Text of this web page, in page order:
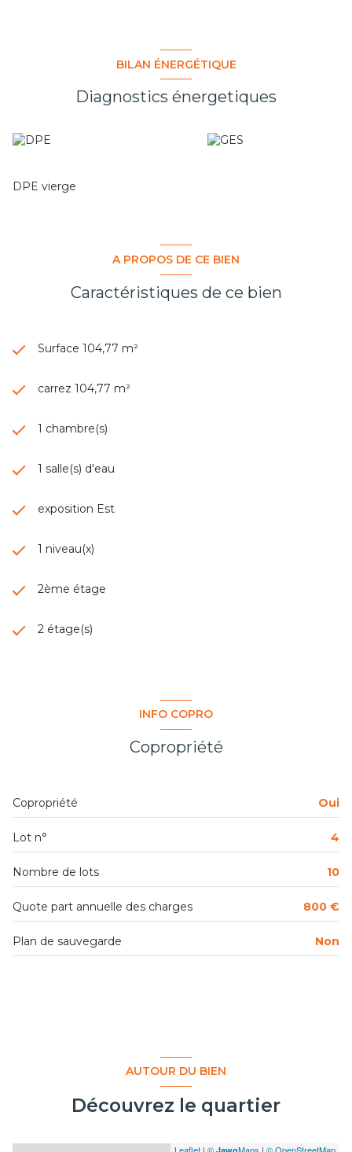
BILAN ÉNERGÉTIQUE
Diagnostics énergetiques
DPE vierge
A PROPOS DE CE BIEN
Caractéristiques de ce bien
Surface 104,77 m²
carrez 104,77 m²
1 chambre(s)
1 salle(s) d'eau
exposition Est
1 niveau(x)
2ème étage
2 étage(s)
INFO COPRO
Copropriété
Copropriété Oui
Lot n° 4
Nombre de lots 10
Quote part annuelle des charges 800 €
Plan de sauvegarde Non
AUTOUR DU BIEN
Découvrez le quartier